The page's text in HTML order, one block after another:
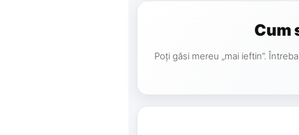
Cum
Poți găsi mereu „mai ieftin”.